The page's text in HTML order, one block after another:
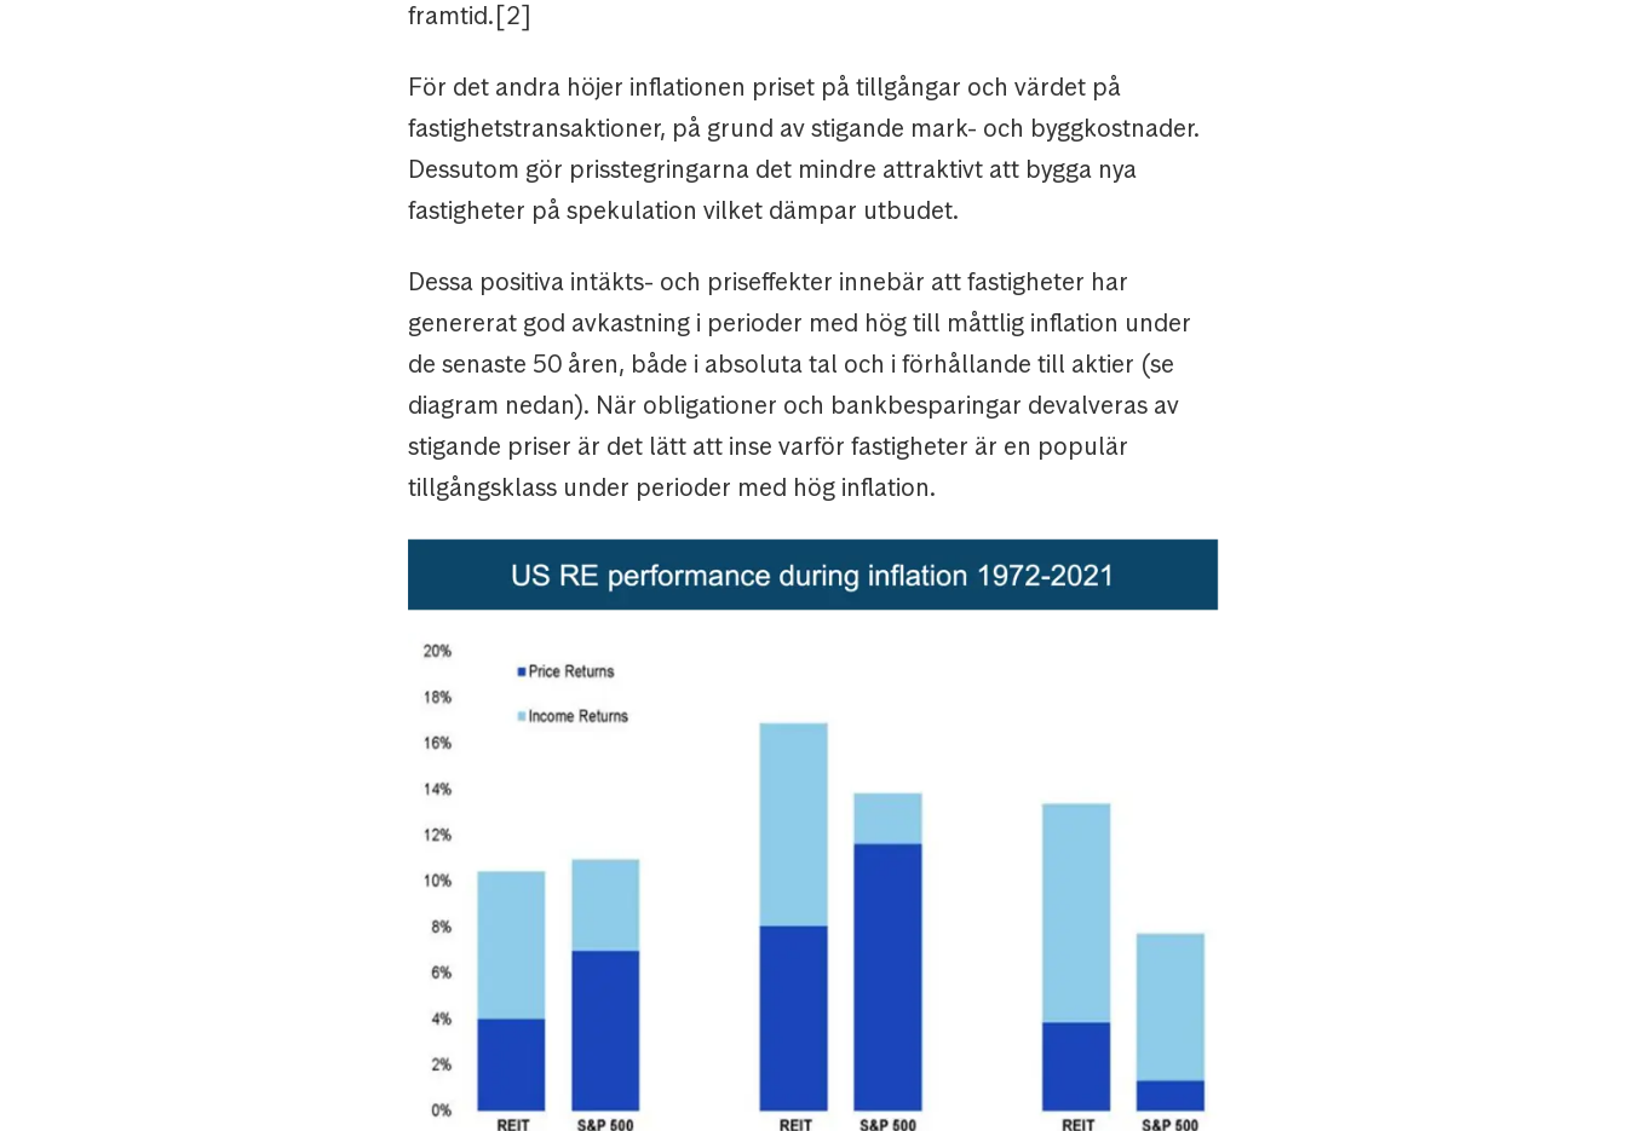
framtid.[2]
För det andra höjer inflationen priset på tillgångar och värdet på
fastighetstransaktioner, på grund av stigande mark- och byggkostnader.
Dessutom gör prisstegringarna det mindre attraktivt att bygga nya
fastigheter på spekulation vilket dämpar utbudet.
Dessa positiva intäkts- och priseffekter innebär att fastigheter har
genererat god avkastning i perioder med hög till måttlig inflation under
de senaste 50 åren, både i absoluta tal och i förhållande till aktier (se
diagram nedan). När obligationer och bankbesparingar devalveras av
stigande priser är det lätt att inse varför fastigheter är en populär
tillgångsklass under perioder med hög inflation.